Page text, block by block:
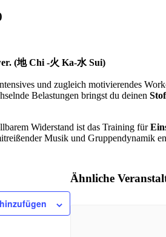
(地 Chi -火 Ka-水 Sui)
und zugleich motivierendes
Belastungen bringst du deinen
Widerstand ist das Training für
Musik und Gruppendynamik
Ähnliche